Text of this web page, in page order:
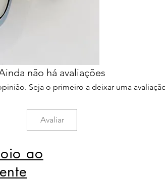
não há avaliações
Seja o primeiro a deixar uma
Avaliar
ao